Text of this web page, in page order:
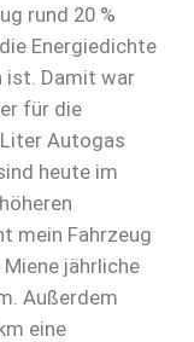
rund 20 %
Energiedichte
ist. Damit war
für die
Autogas
heute im
mein Fahrzeug
jährliche
Außerdem
eine